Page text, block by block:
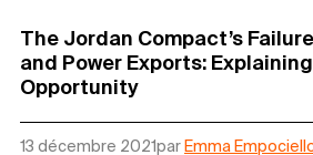
The Jordan Compact’s
and Power Exports:
Opportunity
13 décembre 2021par Emma